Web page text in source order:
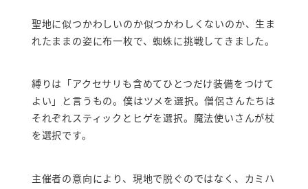
聖地に似つかわしいのか似つかわしくないのか、生ま
れたままの姿に布一枚で、蜘蛛に挑戦してきました。
縛りは「アクセサリも含めてひとつだけ装備をつけて
よい」と言うもの。僕はツメを選択。僧侶さんたちは
それぞれスティックとヒゲを選択。魔法使いさんが杖
を選択です。
主催者の意向により、現地で脱ぐのではなく、カミハ